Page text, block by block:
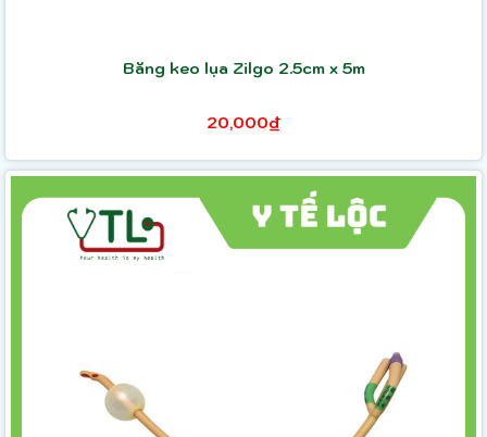
Băng keo lụa Zilgo 2.5cm x 5m
20,000₫